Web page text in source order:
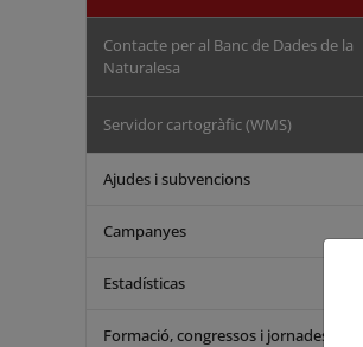
Contacte per al Banc de Dades de la
Naturalesa
Servidor cartogràfic (WMS)
Ajudes i subvencions
Campanyes
Estadísticas
Formació, congressos i jornades